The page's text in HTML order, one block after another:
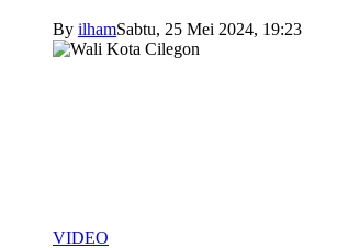
By ilhamSabtu, 25 Mei 2024, 19:23
VIDEO